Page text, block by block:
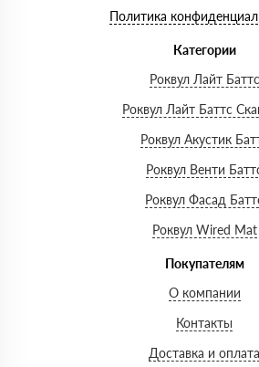
Политика
Категории
Роквул Лайт Баттс
Роквул Лайт Баттс
Роквул Акустик
Роквул Венти
Роквул Фасад
Роквул Wired Mat
Покупателям
О компании
Контакты
Доставка и оплата